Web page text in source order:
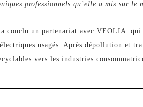
professionnels qu’elle a mis sur le
conclu un partenariat avec VEOLIA qui
usagés. Après dépollution et
vers les industries